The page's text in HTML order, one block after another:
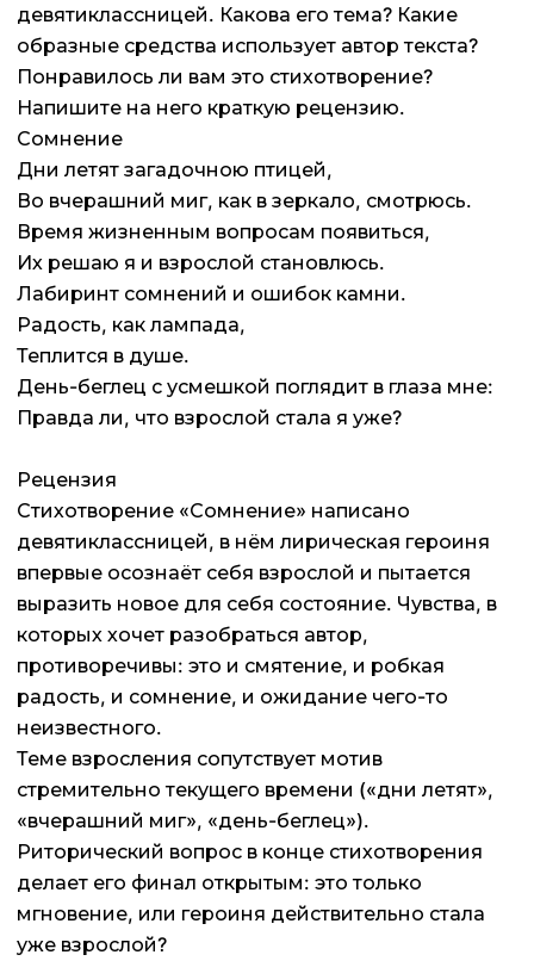
девятиклассницей. Какова его тема? Какие
образные средства использует автор текста?
Понравилось ли вам это стихотворение?
Напишите на него краткую рецензию.
Сомнение
Дни летят загадочною птицей,
Во вчерашний миг, как в зеркало, смотрюсь.
Время жизненным вопросам появиться,
Их решаю я и взрослой становлюсь.
Лабиринт сомнений и ошибок камни.
Радость, как лампада,
Теплится в душе.
День-беглец с усмешкой поглядит в глаза мне:
Правда ли, что взрослой стала я уже?
Рецензия
Стихотворение «Сомнение» написано
девятиклассницей, в нём лирическая героиня
впервые осознаёт себя взрослой и пытается
выразить новое для себя состояние. Чувства, в
которых хочет разобраться автор,
противоречивы: это и смятение, и робкая
радость, и сомнение, и ожидание чего-то
неизвестного.
Теме взросления сопутствует мотив
стремительно текущего времени («дни летят»,
«вчерашний миг», «день-беглец»).
Риторический вопрос в конце стихотворения
делает его финал открытым: это только
мгновение, или героиня действительно стала
уже взрослой?